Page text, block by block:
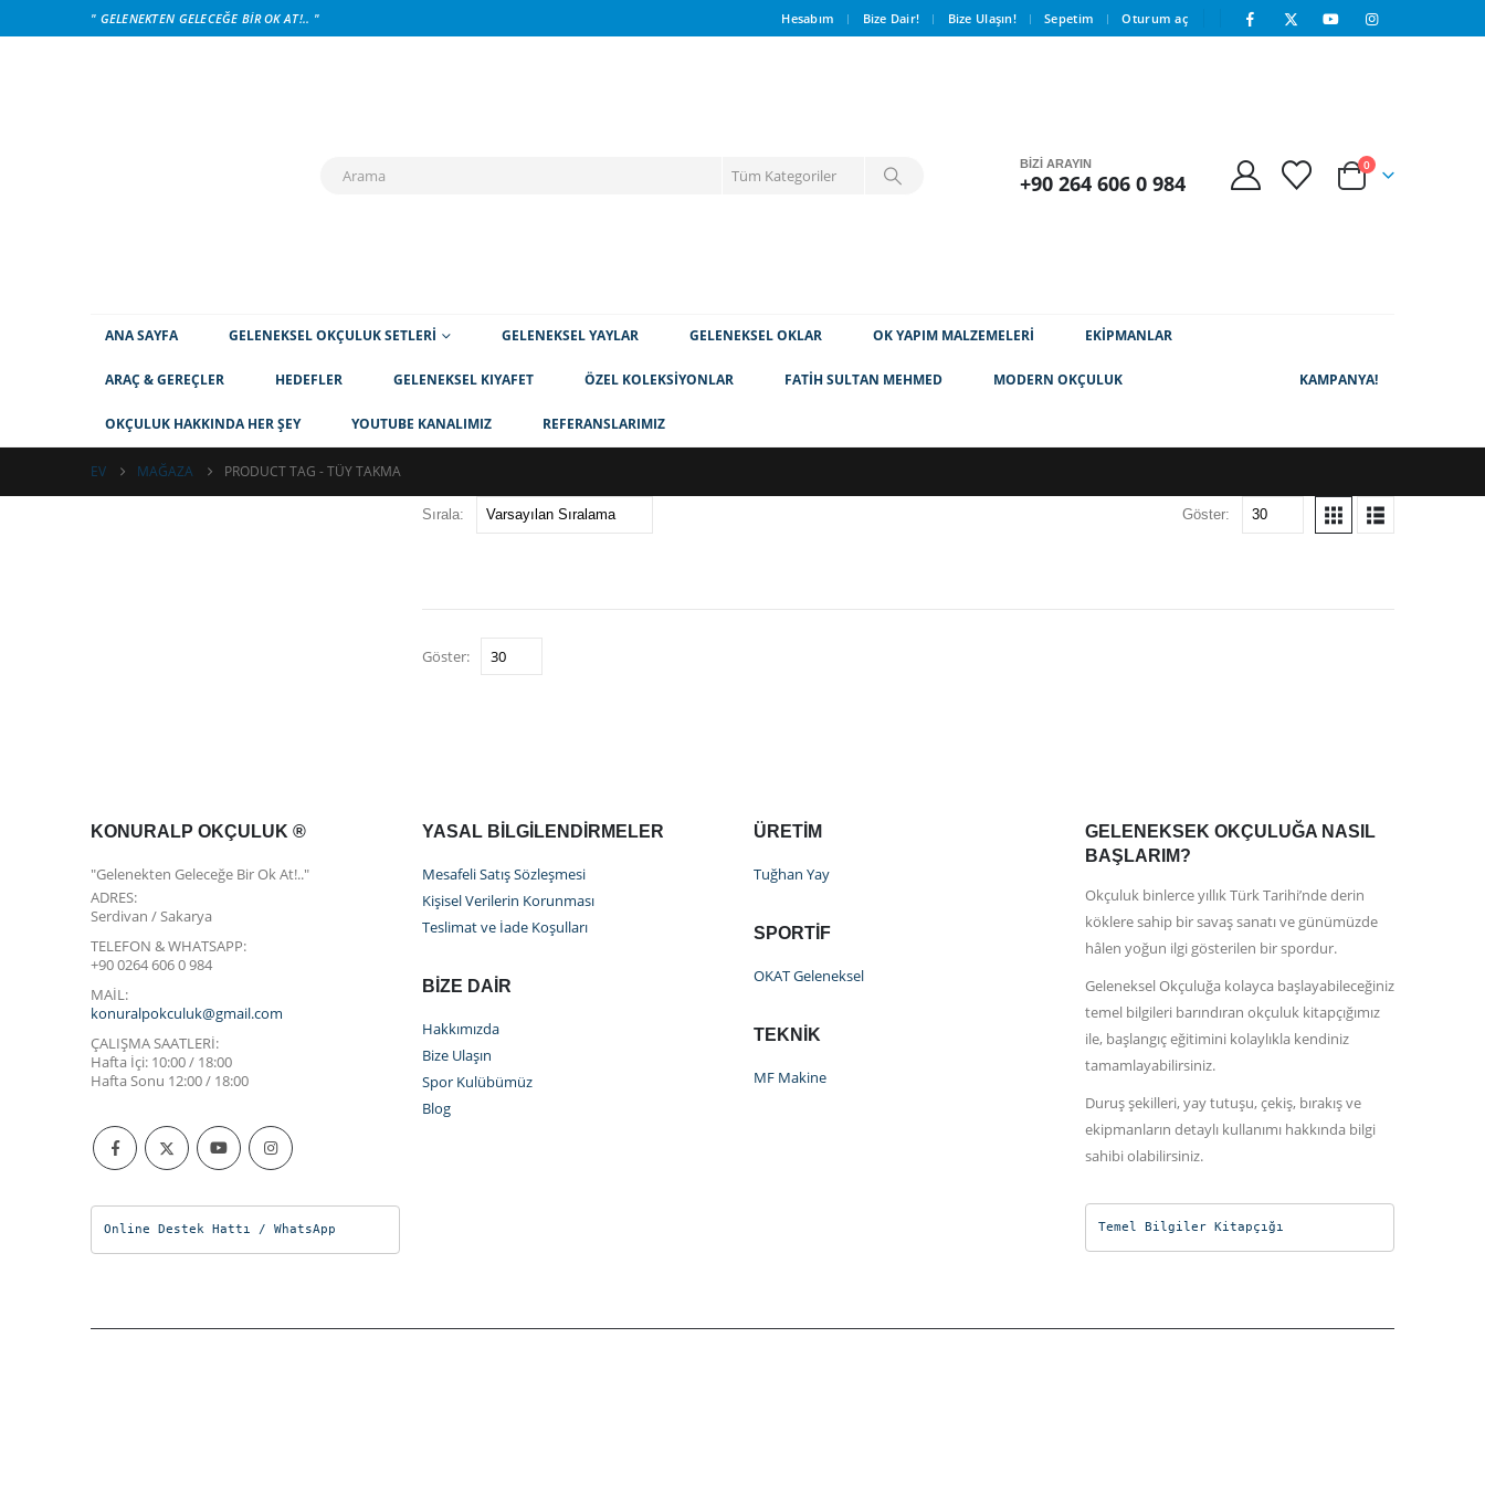
" GELENEKTEN GELECEĞE BIR OK AT!.. " Hesabım Bize Dair! Bize Ulaşın! Sepetim Oturum aç
BİZİ ARAYIN
+90 264 606 0 984
0
ANA SAYFA GELENEKSEL OKÇULUK SETLERI GELENEKSEL YAYLAR GELENEKSEL OKLAR OK YAPIM MALZEMELERİ EKİPMANLAR
ARAÇ & GEREÇLER HEDEFLER GELENEKSEL KIYAFET ÖZEL KOLEKSİYONLAR FATİH SULTAN MEHMED MODERN OKÇULUK
OKÇULUK HAKKINDA HER ŞEY YOUTUBE KANALIMIZ REFERANSLARIMIZ
KAMPANYA!
EV MAĞAZA PRODUCT TAG -TÜY TAKMA
Sırala: Göster:
Göster:
KONURALP OKÇULUK ®
"Gelenekten Geleceğe Bir Ok At!.."
ADRES:
Serdivan / Sakarya
TELEFON & WHATSAPP:
+90 0264 606 0 984
MAİL:
konuralpokculuk@gmail.com
ÇALIŞMA SAATLERI:
Hafta İçi: 10:00 / 18:00
Hafta Sonu 12:00 / 18:00
Online Destek Hattı / WhatsApp
YASAL BILGILENDIRMELER
Mesafeli Satış Sözleşmesi
Kişisel Verilerin Korunması
Teslimat ve İade Koşulları
BIZE DAIR
Hakkımızda
Bize Ulaşın
Spor Kulübümüz
Blog
ÜRETIM
Tuğhan Yay
SPORTIF
OKAT Geleneksel
TEKNIK
MF Makine
GELENEKSEK OKÇULUĞA NASIL
BAŞLARIM?
Okçuluk binlerce yıllık Türk Tarihi’nde derin
köklere sahip bir savaş sanatı ve günümüzde
hâlen yoğun ilgi gösterilen bir spordur.
Geleneksel Okçuluğa kolayca başlayabileceğiniz
temel bilgileri barındıran okçuluk kitapçığımız
ile, başlangıç eğitimini kolaylıkla kendiniz
tamamlayabilirsiniz.
Duruş şekilleri, yay tutuşu, çekiş, bırakış ve
ekipmanların detaylı kullanımı hakkında bilgi
sahibi olabilirsiniz.
Temel Bilgiler Kitapçığı